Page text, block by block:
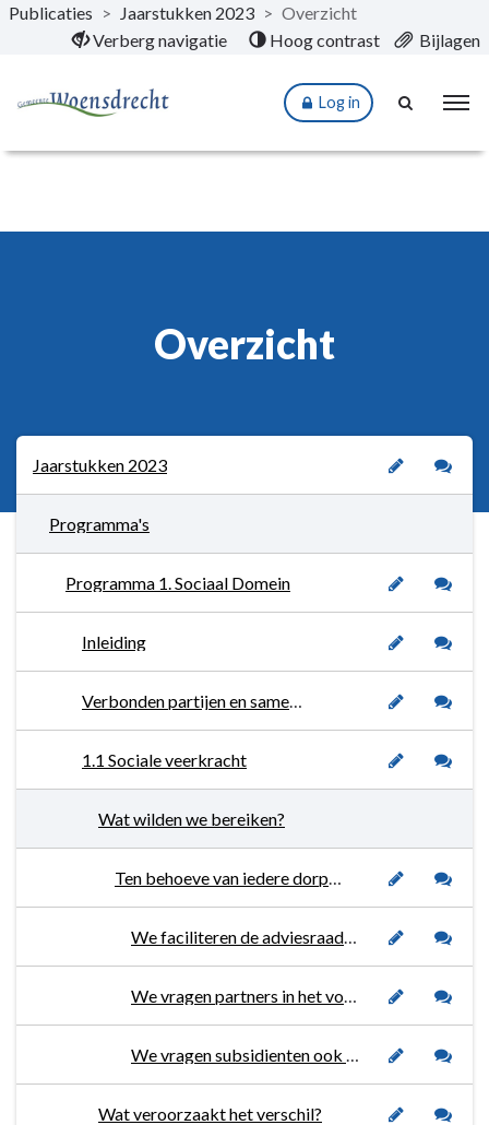
Naar hoofdinhoud
Publicaties > Jaarstukken 2023 > Overzicht
Verberg navigatie
Hoog contrast Bijlagen
Log in
Overzicht
Jaarstukken 2023
Programma's
Programma 1. Sociaal Domein
Inleiding
Verbonden partijen en samenwerkingspartners
1.1 Sociale veerkracht
Wat wilden we bereiken?
Ten behoeve van iedere dorpskern ontwikkelen en bouwen we aan een laagdrempelig hulp- en ondersteuningsstructuur waarbij zelfregie van de inwoner uitgangspunt blijft.
We faciliteren de adviesraad Sociaal Domein om gevraagd en ongevraagd advies te geven dan wel zelf initiatieven te ontplooien.
We vragen partners in het voorliggend veld om als onderbouwing van de subsidieaanvraag, op basis van hun expertise en de sociale kaart per kern, te komen tot een onderbouwd en onderling afgestemd, kern specifiek aanbod.
We vragen subsidienten ook vrijwilligers, ervaringsdeskundigheid en burgerinitiatieven in te zetten.
Wat veroorzaakt het verschil?